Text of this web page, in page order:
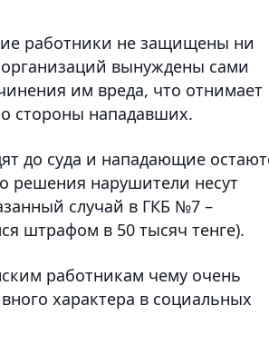
работники не защищены ни
вынуждены сами
им вреда, что отнимает
стороны нападавших.
до суда и нападающие
решения нарушители несут
случай в ГКБ №7 –
штрафом в 50 тысяч тенге).
работникам чему очень
характера в социальных